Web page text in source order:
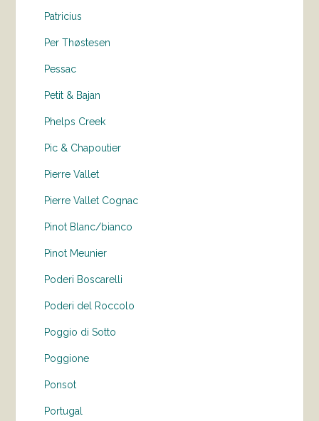
Patricius
Per Thøstesen
Pessac
Petit & Bajan
Phelps Creek
Pic & Chapoutier
Pierre Vallet
Pierre Vallet Cognac
Pinot Blanc/bianco
Pinot Meunier
Poderi Boscarelli
Poderi del Roccolo
Poggio di Sotto
Poggione
Ponsot
Portugal